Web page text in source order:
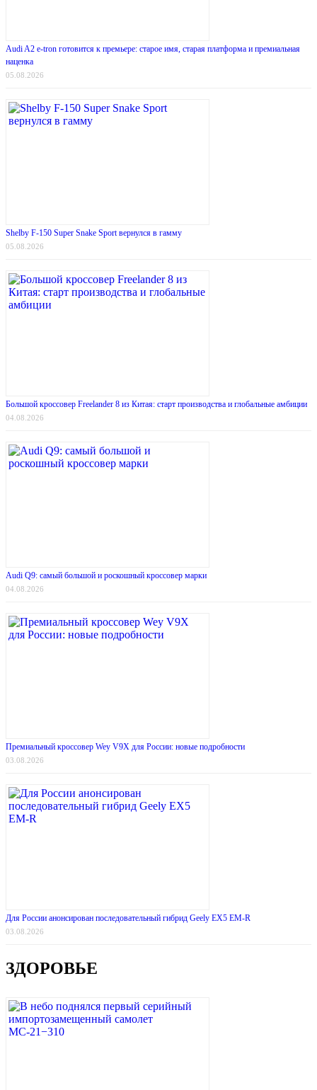
Audi A2 e-tron готовится к премьере: старое имя, старая платформа и премиальная
наценка
05.08.2026
Shelby F-150 Super Snake Sport вернулся в гамму
05.08.2026
Большой кроссовер Freelander 8 из Китая: старт производства и глобальные амбиции
04.08.2026
Audi Q9: самый большой и роскошный кроссовер марки
04.08.2026
Премиальный кроссовер Wey V9X для России: новые подробности
03.08.2026
Для России анонсирован последовательный гибрид Geely EX5 EM-R
03.08.2026
ЗДОРОВЬЕ